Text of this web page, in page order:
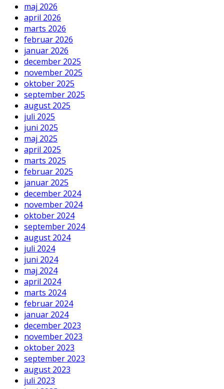
maj 2026
april 2026
marts 2026
februar 2026
januar 2026
december 2025
november 2025
oktober 2025
september 2025
august 2025
juli 2025
juni 2025
maj 2025
april 2025
marts 2025
februar 2025
januar 2025
december 2024
november 2024
oktober 2024
september 2024
august 2024
juli 2024
juni 2024
maj 2024
april 2024
marts 2024
februar 2024
januar 2024
december 2023
november 2023
oktober 2023
september 2023
august 2023
juli 2023